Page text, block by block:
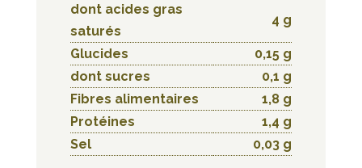
dont acides gras
saturés
4 g
Glucides
0,15 g
dont sucres
0,1 g
Fibres alimentaires
1,8 g
Protéines
1,4 g
Sel
0,03 g